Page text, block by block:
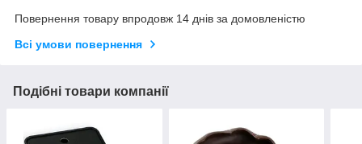
Повернення товару впродовж 14 днів за домовленістю
Всі умови повернення
Подібні товари компанії